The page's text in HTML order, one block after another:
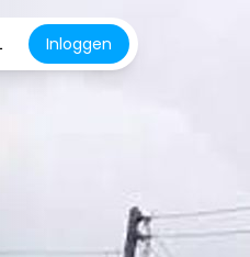
Inloggen